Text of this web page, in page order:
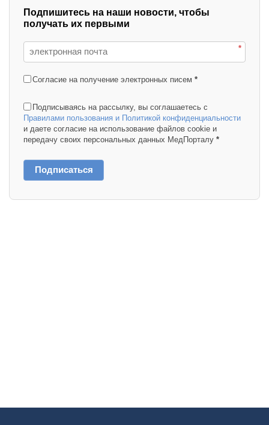
Подпишитесь на наши новости, чтобы
получать их первыми
*
Согласие на получение электронных писем *
Подписываясь на рассылку, вы соглашаетесь с
Правилами пользования и Политикой конфиденциальности
и даете согласие на использование файлов cookie и
передачу своих персональных данных МедПорталу *
Подписаться